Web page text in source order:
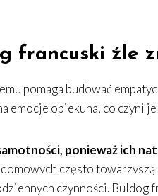
francuski źle
pomaga budować
emocje opiekuna, co czyni
ponieważ ich
często
czynności. Buldog